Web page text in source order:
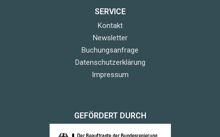
SERVICE
Kontakt
Newsletter
Buchungsanfrage
Datenschutzerklärung
Impressum
GEFÖRDERT DURCH